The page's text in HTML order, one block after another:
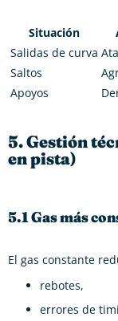
Situación
Salidas de curva
Saltos
Apoyos
5. Gestión
en pista)
5.1 Gas más
El gas constante
rebotes,
errores de